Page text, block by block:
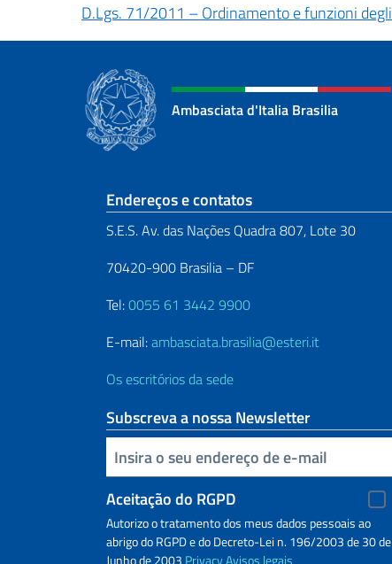
D.Lgs. 71/2011 – Ordinamento e funzioni
Ambasciata d'Italia Brasilia
Seção de rodapé
Endereços e contatos
S.E.S. Av. das Nações Quadra 807, Lote 30
70420-900 Brasilia – DF
Tel:0055 61 3442 9900
E-mail:ambasciata.brasilia@esteri.it
Os escritórios da sede
Subscreva a nossa Newsletter
Inserisci la tua email
Aceitação do RGPD
Autorizo o tratamento dos meus dados pessoais ao
abrigo do RGPD e do Decreto-Lei n. 196/2003 de 30 de
Junho de 2003 PrivacyAvisos legais